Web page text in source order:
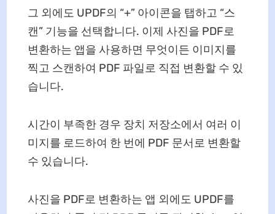
그 외에도 UPDF의 “+” 아이콘을 탭하고 “스
캔” 기능을 선택합니다. 이제 사진을 PDF로
변환하는 앱을 사용하면 무엇이든 이미지를
찍고 스캔하여 PDF 파일로 직접 변환할 수 있
습니다.
시간이 부족한 경우 장치 저장소에서 여러 이
미지를 로드하여 한 번에 PDF 문서로 변환할
수 있습니다.
사진을 PDF로 변환하는 앱 외에도 UPDF를